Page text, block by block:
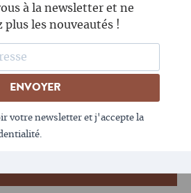
à la newsletter et ne
plus les nouveautés !
ENVOYER
votre newsletter et j'accepte la
- TOI AUSSI ?